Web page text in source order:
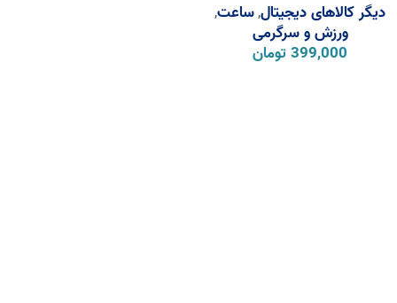
دیگر کالاهای دیجیتال,ساعت,
ورزش و سرگرمی
399,000 تومان